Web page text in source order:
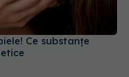
Ce substanțe